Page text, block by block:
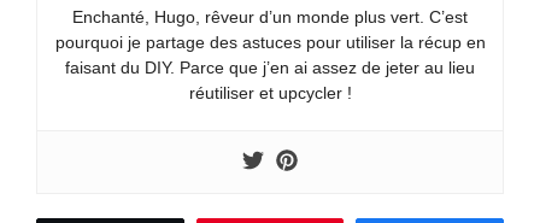
Enchanté, Hugo, rêveur d’un monde plus vert. C’est
pourquoi je partage des astuces pour utiliser la récup en
faisant du DIY. Parce que j’en ai assez de jeter au lieu
réutiliser et upcycler !